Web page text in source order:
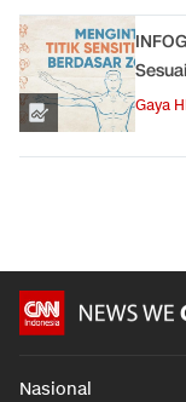
Gaya
Nasional